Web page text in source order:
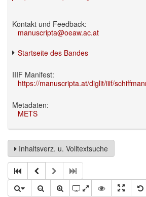
Kontakt und Feedback:
manuscripta@oeaw.ac.at
Startseite des Bandes
IIIF Manifest:
https://manuscripta.at/diglit/iiif/
Metadaten:
METS
Inhaltsverz. u. Volltextsuche